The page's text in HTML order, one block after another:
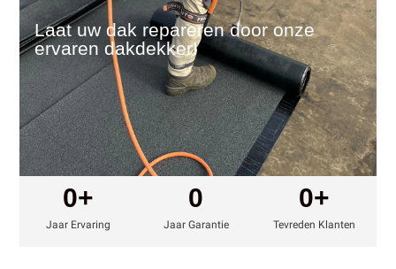
Laat uw dak repareren door onze
ervaren dakdekker!
Jaar Ervaring
0+
Jaar Garantie
0
Tevreden Klanten
0+